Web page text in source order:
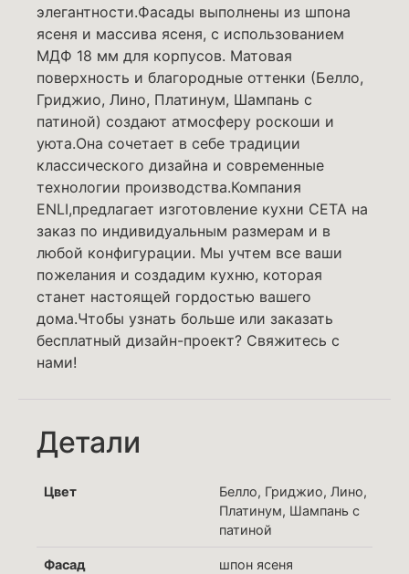
элегантности.Фасады выполнены из шпона
ясеня и массива ясеня, с использованием
МДФ 18 мм для корпусов. Матовая
поверхность и благородные оттенки (Белло,
Гриджио, Лино, Платинум, Шампань с
патиной) создают атмосферу роскоши и
уюта.Она сочетает в себе традиции
классического дизайна и современные
технологии производства.Компания
ENLI,предлагает изготовление кухни СЕТА на
заказ по индивидуальным размерам и в
любой конфигурации. Мы учтем все ваши
пожелания и создадим кухню, которая
станет настоящей гордостью вашего
дома.Чтобы узнать больше или заказать
бесплатный дизайн-проект? Свяжитесь с
нами!
Детали
Цвет
Белло, Гриджио, Лино,
Платинум, Шампань с
патиной
Фасад шпон ясеня